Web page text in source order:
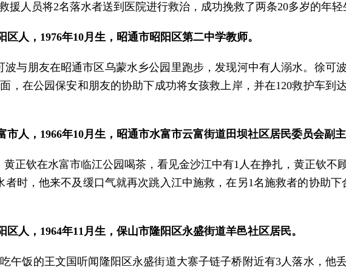
援人员将2名落水者送到医院进行救治，成功挽救了两条20多岁的年轻
人，1976年10月生，昭通市昭阳区第二中学教师。
波与朋友在昭通市区乌蒙水乡公园里跑步，发现河中有人溺水。徐可
，在公园保安和朋友的协助下成功将女孩救上岸，并在120救护车到
人，1966年10月生，昭通市水富市云富街道田坝社区居民委员会副主
黄正钦在水富市临江公园喝茶，看见金沙江中有1人在挣扎，黄正钦不
时，他来不及缓口气就再次跳入江中施救，在另1名施救者的协助下
人，1964年11月生，保山市隆阳区永盛街道羊邑社区居民。
午饭的王文国听闻隆阳区永盛街道大寨子链子桥附近有3人落水，他